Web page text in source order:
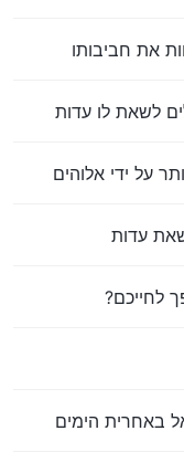
את חביבותו
לשאת לו עדות
על ידי אלוהים
עדות
לחייכם?
באחרית הימים